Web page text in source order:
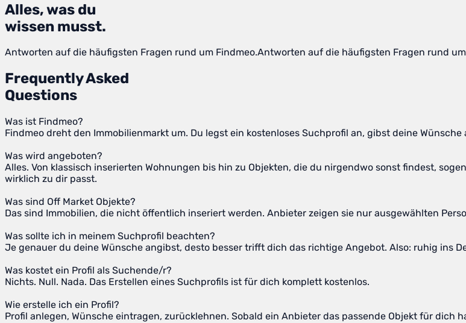
Alles, was du
wissen musst.
Antworten auf die häufigsten Fragen rund um Findmeo.Antworten auf die häufigsten Fragen rund
Frequently Asked
Questions
Was ist Findmeo?
Findmeo dreht den Immobilienmarkt um. Du legst ein kostenloses Suchprofil an, gibst deine
Was wird angeboten?
Alles. Von klassisch inserierten Wohnungen bis hin zu Objekten, die du nirgendwo sonst findest,
wirklich zu dir passt.
Was sind Off Market Objekte?
Das sind Immobilien, die nicht öffentlich inseriert werden. Anbieter zeigen sie nur ausgewählten
Was sollte ich in meinem Suchprofil beachten?
Je genauer du deine Wünsche angibst, desto besser trifft dich das richtige Angebot. Also: ruhig ins
Was kostet ein Profil als Suchende/r?
Nichts. Null. Nada. Das Erstellen eines Suchprofils ist für dich komplett kostenlos.
Wie erstelle ich ein Profil?
Profil anlegen, Wünsche eintragen, zurücklehnen. Sobald ein Anbieter das passende Objekt für dich